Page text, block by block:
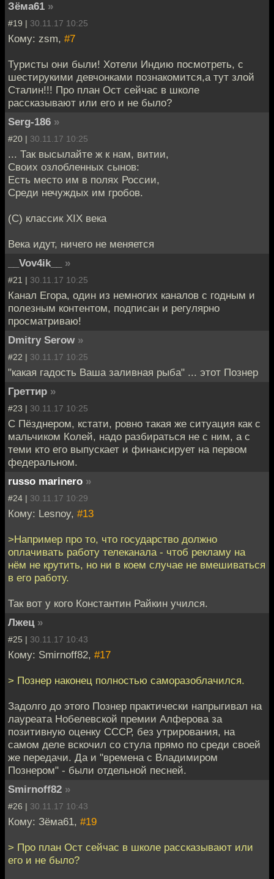
Зёма61 »
#19 | 30.11.17 10:25
Кому: zsm, #7
Туристы они были! Хотели Индию посмотреть, с
шестирукими девчонками познакомится,а тут злой
Сталин!!! Про план Ост сейчас в школе
рассказывают или его и не было?
Serg-186 »
#20 | 30.11.17 10:25
... Так высылайте ж к нам, витии,
Своих озлобленных сынов:
Есть место им в полях России,
Среди нечуждых им гробов.
(С) классик XIX века
Века идут, ничего не меняется
__Vov4ik__
»
#21 | 30.11.17 10:25
Канал Егора, один из немногих каналов с годным и
полезным контентом, подписан и регулярно
просматриваю!
Dmitry Serow »
#22 | 30.11.17 10:25
"какая гадость Ваша заливная рыба" ... этот Познер
Греттир »
#23 | 30.11.17 10:25
С Пёзднером, кстати, ровно такая же ситуация как с
мальчиком Колей, надо разбираться не с ним, а с
теми кто его выпускает и финансирует на первом
федеральном.
russo marinero »
#24 | 30.11.17 10:29
Кому: Lesnoy, #13
>Например про то, что государство должно
оплачивать работу телеканала - чтоб рекламу на
нём не крутить, но ни в коем случае не вмешиваться
в его работу.
Так вот у кого Константин Райкин учился.
Лжец »
#25 | 30.11.17 10:43
Кому: Smirnoff82, #17
> Познер наконец полностью саморазоблачился.
Задолго до этого Познер практически напрыгивал на
лауреата Нобелевской премии Алферова за
позитивную оценку СССР, без утрирования, на
самом деле вскочил со стула прямо по среди своей
же передачи. Да и "времена с Владимиром
Познером" - были отдельной песней.
Smirnoff82 »
#26 | 30.11.17 10:43
Кому: Зёма61, #19
> Про план Ост сейчас в школе рассказывают или
его и не было?